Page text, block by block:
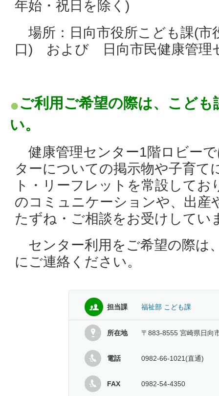
年始・祝日を除く)
場所：日向市役所こども課(市
口) および
日向市民健康管理
ご利用ご希望の際は、こど
い。
健康管理センター1階ロビー
ターについての掲示物や子育て
ト・ リーフレットを常設してお
のコミュニケーションや、 出産
たずね・ご相談をお受けしてい
センター利用をご希望の際は
にご連絡ください。
担当課 福祉部 こども課
所在地 〒883-8555 宮崎県日向
電話 0982-66-1021(直通)
FAX 0982-54-4350